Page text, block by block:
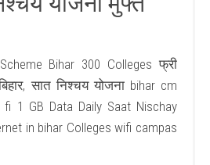
Bihar 300 Colleges फ्री
सात निश्चय योजना bihar cm
1 GB Data Daily Saat Nischay
in bihar Colleges wifi campas